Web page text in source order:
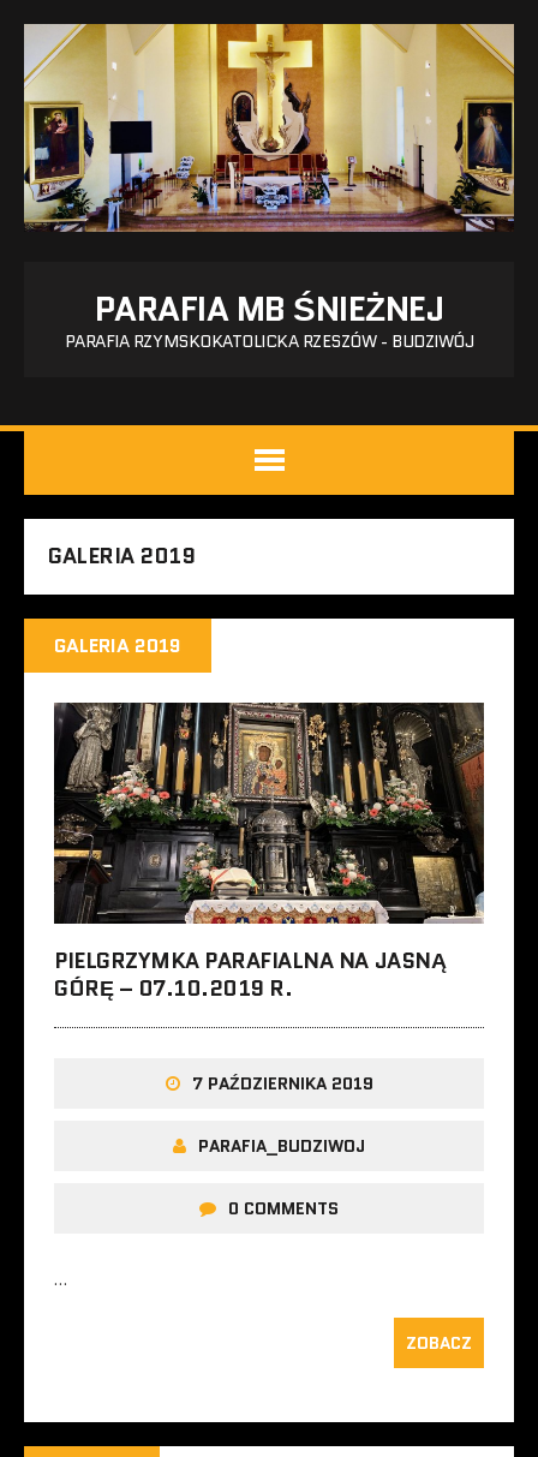
PARAFIA MB ŚNIEŻNEJ
PARAFIA RZYMSKOKATOLICKA RZESZÓW - BUDZIWÓJ
GALERIA 2019
GALERIA 2019
PIELGRZYMKA PARAFIALNA NA JASNĄ
GÓRĘ – 07.10.2019 R.
7 PAŹDZIERNIKA 2019
PARAFIA_BUDZIWOJ
0 COMMENTS
…
ZOBACZ